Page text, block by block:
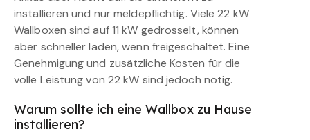
installieren und nur meldepflichtig. Viele 22 kW
Wallboxen sind auf 11 kW gedrosselt, können
aber schneller laden, wenn freigeschaltet. Eine
Genehmigung und zusätzliche Kosten für die
volle Leistung von 22 kW sind jedoch nötig.
Warum sollte ich eine Wallbox zu Hause
installieren?